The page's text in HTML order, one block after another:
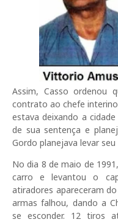
Assim, Casso ordenou
contrato ao chefe interino
estava deixando a
de sua sentença e
Gordo planejava levar
No dia 8 de maio de
carro e levantou o
atiradores apareceram
armas falhou, dando a
se esconder. 12 tiros